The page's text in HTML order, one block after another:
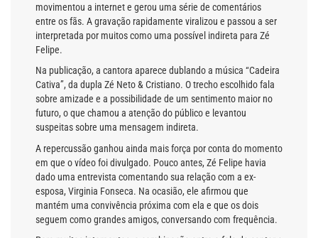
movimentou a internet e gerou uma série de comentários
entre os fãs. A gravação rapidamente viralizou e passou a ser
interpretada por muitos como uma possível indireta para Zé
Felipe.
Na publicação, a cantora aparece dublando a música “Cadeira
Cativa”, da dupla Zé Neto & Cristiano. O trecho escolhido fala
sobre amizade e a possibilidade de um sentimento maior no
futuro, o que chamou a atenção do público e levantou
suspeitas sobre uma mensagem indireta.
A repercussão ganhou ainda mais força por conta do momento
em que o vídeo foi divulgado. Pouco antes, Zé Felipe havia
dado uma entrevista comentando sua relação com a ex-
esposa, Virginia Fonseca. Na ocasião, ele afirmou que
mantém uma convivência próxima com ela e que os dois
seguem como grandes amigos, conversando com frequência.